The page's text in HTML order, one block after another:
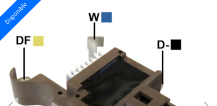
Disponible
Disponible